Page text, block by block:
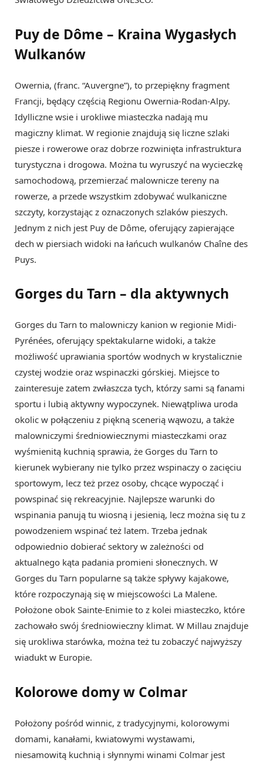
Puy de Dôme – Kraina Wygasłych
Wulkanów
Owernia, (franc. “Auvergne”), to przepiękny fragment
Francji, będący częścią Regionu Owernia-Rodan-Alpy.
Idylliczne wsie i urokliwe miasteczka nadają mu
magiczny klimat. W regionie znajdują się liczne szlaki
piesze i rowerowe oraz dobrze rozwinięta infrastruktura
turystyczna i drogowa. Można tu wyruszyć na wycieczkę
samochodową, przemierzać malownicze tereny na
rowerze, a przede wszystkim zdobywać wulkaniczne
szczyty, korzystając z oznaczonych szlaków pieszych.
Jednym z nich jest Puy de Dôme, oferujący zapierające
dech w piersiach widoki na łańcuch wulkanów Chaîne des
Puys.
Gorges du Tarn – dla aktywnych
Gorges du Tarn to malowniczy kanion w regionie Midi-
Pyrénées, oferujący spektakularne widoki, a także
możliwość uprawiania sportów wodnych w krystalicznie
czystej wodzie oraz wspinaczki górskiej. Miejsce to
zainteresuje zatem zwłaszcza tych, którzy sami są fanami
sportu i lubią aktywny wypoczynek. Niewątpliwa uroda
okolic w połączeniu z piękną scenerią wąwozu, a także
malowniczymi średniowiecznymi miasteczkami oraz
wyśmienitą kuchnią sprawia, że Gorges du Tarn to
kierunek wybierany nie tylko przez wspinaczy o zacięciu
sportowym, lecz też przez osoby, chcące wypocząć i
powspinać się rekreacyjnie. Najlepsze warunki do
wspinania panują tu wiosną i jesienią, lecz można się tu z
powodzeniem wspinać też latem. Trzeba jednak
odpowiednio dobierać sektory w zależności od
aktualnego kąta padania promieni słonecznych. W
Gorges du Tarn popularne są także spływy kajakowe,
które rozpoczynają się w miejscowości La Malene.
Położone obok Sainte-Enimie to z kolei miasteczko, które
zachowało swój średniowieczny klimat. W Millau znajduje
się urokliwa starówka, można też tu zobaczyć najwyższy
wiadukt w Europie.
Kolorowe domy w Colmar
Położony pośród winnic, z tradycyjnymi, kolorowymi
domami, kanałami, kwiatowymi wystawami,
niesamowitą kuchnią i słynnymi winami Colmar jest